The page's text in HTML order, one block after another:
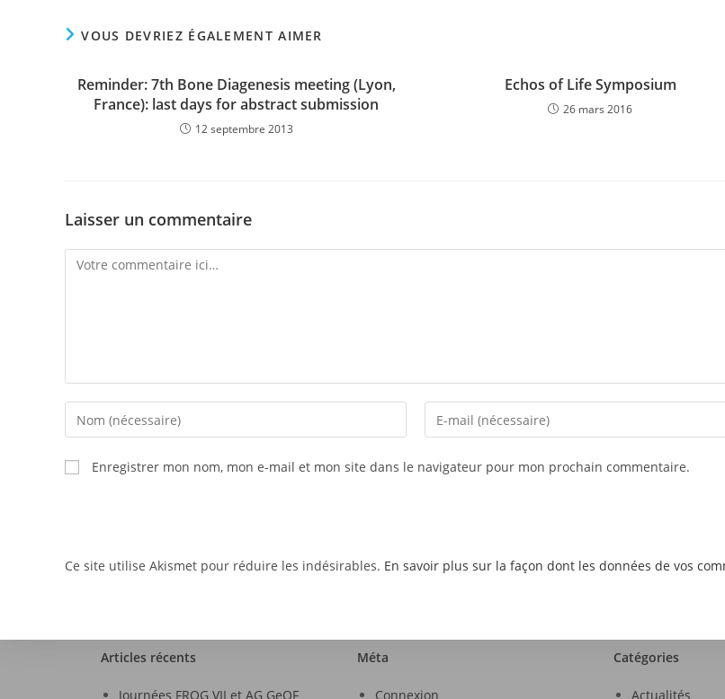
VOUS DEVRIEZ ÉGALEMENT AIMER
Reminder: 7th Bone Diagenesis meeting (Lyon,
France): last days for abstract submission
12 septembre 2013
Echos of Life Symposium
26 mars 2016
Laisser un commentaire
Enregistrer mon nom, mon e-mail et mon site dans le navigateur pour mon prochain commentaire.
Ce site utilise Akismet pour réduire les indésirables. En savoir plus sur la façon dont les données de vos
Articles récents
Journées FROG VII et AG GeOF
Méta
Connexion
Catégories
Actualités